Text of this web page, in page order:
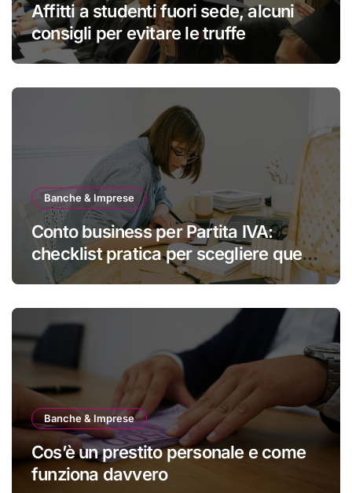
Affitti a studenti fuori sede, alcuni
consigli per evitare le truffe
Banche & Imprese
Conto business per Partita IVA:
checklist pratica per scegliere quello
giusto
Banche & Imprese
Cos’è un prestito personale e come
funziona davvero